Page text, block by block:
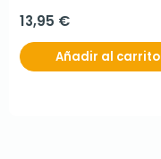
colutorio 30 ml
13,95 €
Añadir al carrito